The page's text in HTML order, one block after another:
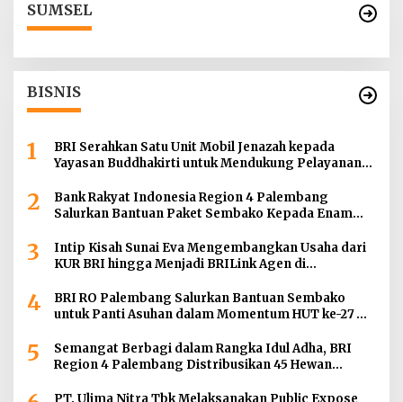
SUMSEL
BISNIS
1
BRI Serahkan Satu Unit Mobil Jenazah kepada
Yayasan Buddhakirti untuk Mendukung Pelayanan
2
Bank Rakyat Indonesia Region 4 Palembang
Salurkan Bantuan Paket Sembako Kepada Enam
3
Intip Kisah Sunai Eva Mengembangkan Usaha dari
KUR BRI hingga Menjadi BRILink Agen di
4
BRI RO Palembang Salurkan Bantuan Sembako
untuk Panti Asuhan dalam Momentum HUT ke-27
5
Semangat Berbagi dalam Rangka Idul Adha, BRI
Region 4 Palembang Distribusikan 45 Hewan
Jambi dan Kepulauan Bangka
PT. Ulima Nitra Tbk Melaksanakan Public Expose